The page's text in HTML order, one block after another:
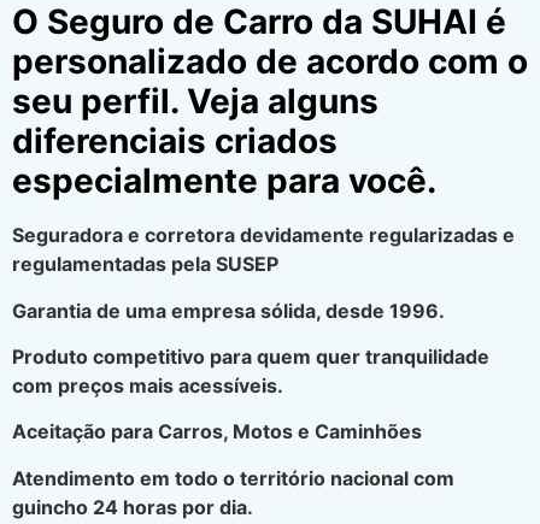
O Seguro de Carro da SUHAI é
personalizado de acordo com o
seu perfil. Veja alguns
diferenciais criados
especialmente para você.
Seguradora e corretora devidamente regularizadas e
regulamentadas pela SUSEP
Garantia de uma empresa sólida, desde 1996.
Produto competitivo para quem quer tranquilidade
com preços mais acessíveis.
Aceitação para Carros, Motos e Caminhões
Atendimento em todo o território nacional com
guincho 24 horas por dia.